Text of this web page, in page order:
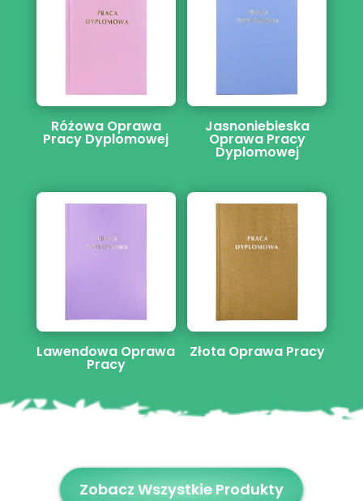
Różowa Oprawa
Pracy Dyplomowej
Jasnoniebieska
Oprawa Pracy
Dyplomowej
Lawendowa Oprawa
Pracy
Złota Oprawa Pracy
Zobacz Wszystkie Produkty